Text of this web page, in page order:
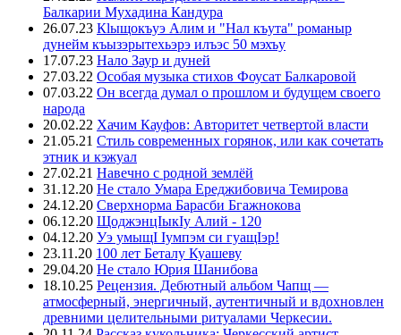
Балкарии Мухадина Кандура
26.07.23 Кlыщокъуэ Алим и "Нал къута" романыр
дунейм къызэрытехьэрэ илъэс 50 мэхъу
17.07.23 Нало Заур и дуней
27.03.22 Особая музыка стихов Фоусат Балкаровой
07.03.22 Он всегда думал о прошлом и будущем своего
народа
20.02.22 Хачим Кауфов: Авторитет четвертой власти
21.05.21 Стиль современных горянок, или как сочетать
этник и кэжуал
27.02.21 Навечно с родной землёй
31.12.20 Не стало Умара Ереджибовича Темирова
24.12.20 Сверхнорма Барасби Бгажнокова
06.12.20 ЩоджэнцIыкIу Алий - 120
04.12.20 Уэ умыщI Iумпэм си гуащIэр!
23.11.20 100 лет Беталу Куашеву
29.04.20 Не стало Юрия Шанибова
18.10.25 Рецензия. Дебютный альбом Чапщ —
атмосферный, энергичный, аутентичный и вдохновлен
древними целительными ритуалами Черкесии.